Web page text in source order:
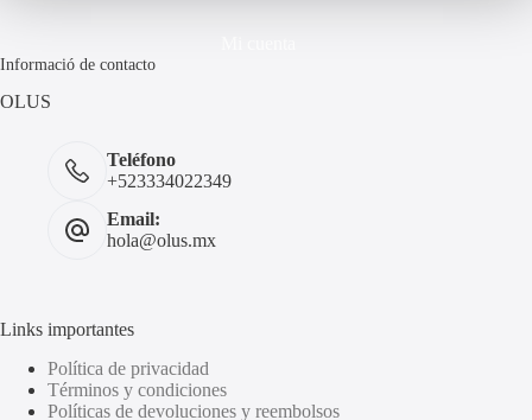
Informació de contacto
OLUS
Teléfono
+523334022349
Email:
hola@olus.mx
Links importantes
Política de privacidad
Términos y condiciones
Políticas de devoluciones y reembolsos